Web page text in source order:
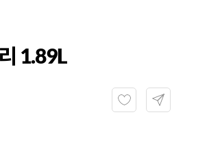
6 슈가시럽
1.89L